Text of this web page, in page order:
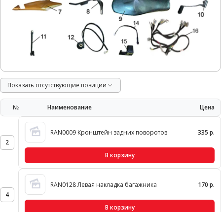
Показать отсутствующие позиции
№ Наименование Цена
2
RAN0009 Кронштейн задних поворотов 335 р.
В корзину
4
RAN0128 Левая накладка багажника 170 р.
В корзину